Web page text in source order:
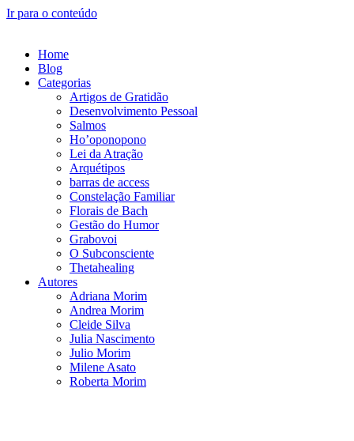
Ir para o conteúdo
Home
Blog
Categorias
Artigos de Gratidão
Desenvolvimento Pessoal
Salmos
Ho’oponopono
Lei da Atração
Arquétipos
barras de access
Constelação Familiar
Florais de Bach
Gestão do Humor
Grabovoi
O Subconsciente
Thetahealing
Autores
Adriana Morim
Andrea Morim
Cleide Silva
Julia Nascimento
Julio Morim
Milene Asato
Roberta Morim